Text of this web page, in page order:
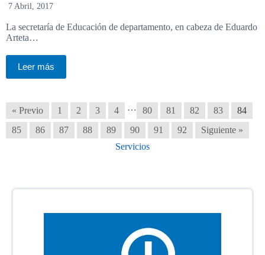
7 Abril, 2017
La secretaría de Educación de departamento, en cabeza de Eduardo
Arteta…
Leer más
« Previo 1 2 3 4 … 80 81 82 83
84
85
86 87 88 89 90 91 92
Siguiente »
Servicios